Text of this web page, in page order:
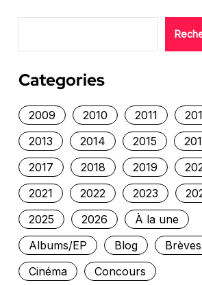
Categories
2009 2010 2011
2013
2014 2015
2017
2018 2019
2021
2022 2023
2025
2026
À la une
Albums/EP
Blog
Brèves
Cinéma
Concours